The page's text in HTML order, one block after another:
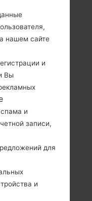
-
нашем сайте
и
Вы
и
записи,
для
и